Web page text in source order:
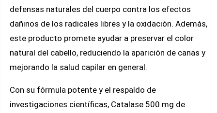
defensas naturales del cuerpo contra los efectos
dañinos de los radicales libres y la oxidación. Además,
este producto promete ayudar a preservar el color
natural del cabello, reduciendo la aparición de canas y
mejorando la salud capilar en general.
Con su fórmula potente y el respaldo de
investigaciones científicas, Catalase 500 mg de